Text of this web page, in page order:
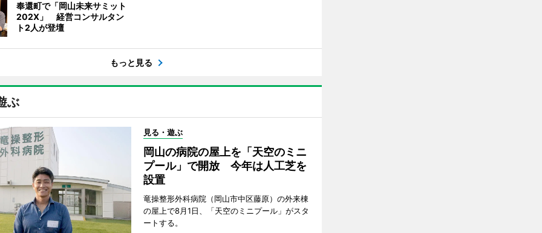
奉還町で「岡山未来サミット
202X」 経営コンサルタン
ト2人が登壇
もっと見る
ぶ
見る・遊ぶ
岡山の病院の屋上を「天空のミニ
プール」で開放 今年は人工芝を
設置
竜操整形外科病院（岡山市中区藤原）の外来棟
の屋上で8月1日、「天空のミニプール」がスタ
ートする。